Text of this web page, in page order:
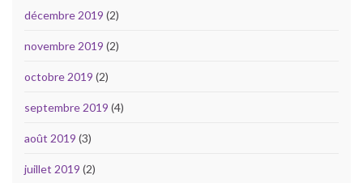
décembre 2019 (2)
novembre 2019 (2)
octobre 2019 (2)
septembre 2019 (4)
août 2019 (3)
juillet 2019 (2)